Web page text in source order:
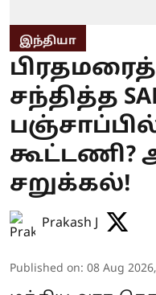
இந்தியா
சந்தித்த
கூட்டணி?
சறுக்கல்!
Prakash J
Published on: 08 Aug